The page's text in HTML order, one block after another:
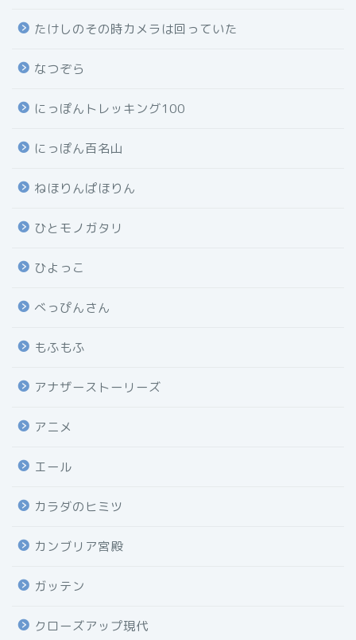
たけしのその時カメラは回っていた
なつぞら
にっぽんトレッキング100
にっぽん百名山
ねほりんぱほりん
ひとモノガタリ
ひよっこ
べっぴんさん
もふもふ
アナザーストーリーズ
アニメ
エール
カラダのヒミツ
カンブリア宮殿
ガッテン
クローズアップ現代